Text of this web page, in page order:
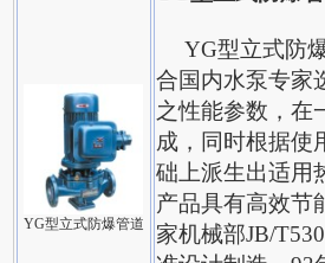
YG型立式防爆管道
YG型立式防爆
合国内水泵专家
之性能参数，在
成，同时根据使
础上派生出适用
产品具有高效节
家机械部JB/